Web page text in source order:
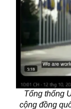
Tổng thống
cộng đồng